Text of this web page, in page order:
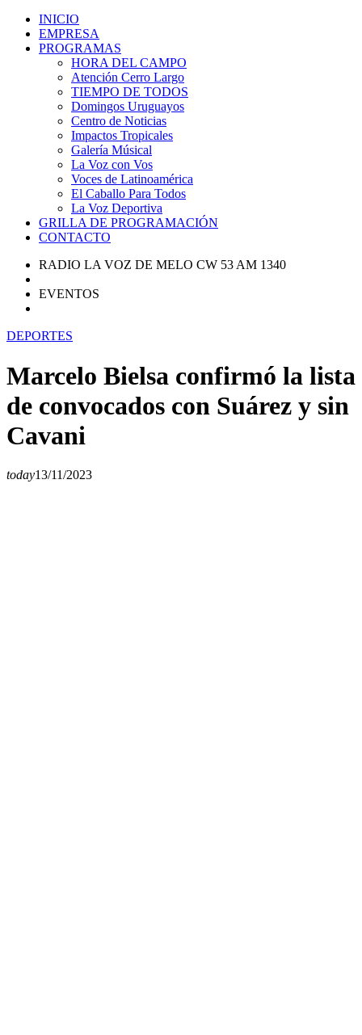
INICIO
EMPRESA
PROGRAMAS
HORA DEL CAMPO
Atención Cerro Largo
TIEMPO DE TODOS
Domingos Uruguayos
Centro de Noticias
Impactos Tropicales
Galería Músical
La Voz con Vos
Voces de Latinoamérica
El Caballo Para Todos
La Voz Deportiva
GRILLA DE PROGRAMACIÓN
CONTACTO
RADIO LA VOZ DE MELO CW 53 AM 1340
EVENTOS
DEPORTES
Marcelo Bielsa confirmó la lista
de convocados con Suárez y sin
Cavani
today13/11/2023